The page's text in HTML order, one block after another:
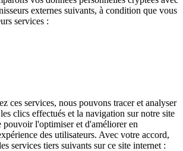
externes suivants, à condition que vous
services :
ces services, nous pouvons tracer et analyser
clics effectués et la navigation sur notre site
pouvoir l'optimiser et d'améliorer en
des utilisateurs. Avec votre accord,
services tiers suivants sur ce site internet :